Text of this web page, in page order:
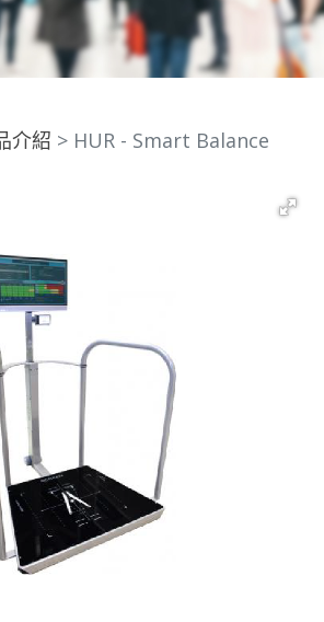
介紹 HUR - Smart Balance